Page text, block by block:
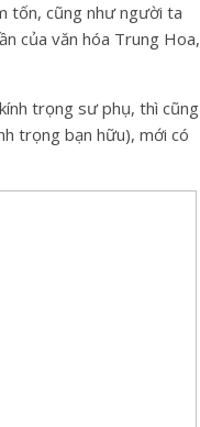
tốn, cũng như người ta
của văn hóa Trung Hoa,
trọng sư phụ, thì cũng
trọng bạn hữu), mới có